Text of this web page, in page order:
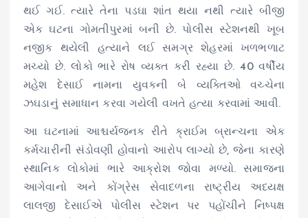
થઈ ગઈ. ત્યારે તેના પડઘા શાંત થયા નથી ત્યારે બીજી
એક ઘટના ગોમતીપુરમાં બની છે. પોલીસ સ્ટેશનથી ખૂબ
નજીક થયેલી હત્યાને લઈ સમગ્ર શેહરમાં ખળભળાટ
મચ્યો છે. લોકો ભારે રોષ વ્યક્ત કરી રહ્યા છે. 40 વર્ષીય
મહેશ દેસાઈ નામના યુવકની બે વ્યક્તિઓ વચ્ચેના
ઝઘડાનું સમાધાન કરવા ગયેલી વખતે હત્યા કરવામાં આવી.
આ ઘટનામાં આશ્ચર્યજનક રીતે ક્રાઈમ બ્રાન્ચના એક
કર્મચારીની સંડોવણી હોવાનો આરોપ લાગ્યો છે, જેના કારણે
સ્થાનિક લોકોમાં ભારે આક્રોશ જોવા મળ્યો. સમાજના
આગેવાનો અને કોંગ્રેસ સેવાદળના રાષ્ટ્રીય અધ્યક્ષ
લાલજી દેસાઈએ પોલીસ સ્ટેશન પર પહોંચીને નિષ્પક્ષ